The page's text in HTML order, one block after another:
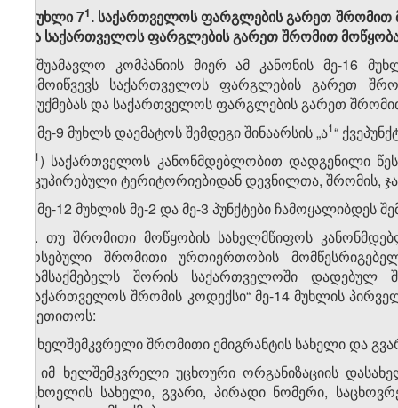
„მუხლი 7​1. საქართველოს ფარგლების გარეთ შრომით
და საქართველოს ფარგლების გარეთ შრომით
საშუამავლო კომპანიის მიერ ამ კანონის მე-16
გამოიწვევს საქართველოს ფარგლების გარეთ
გაუქმებას და საქართველოს ფარგლების გარეთ
7. მე-9 მუხლს დაემატოს შემდეგი შინაარსის „ა​1“
​1) საქართველოს კანონმდებლობით დადგენილი
ოკუპირებული ტერიტორიებიდან დევნილთა, შრომის,
8. მე-12 მუხლის მე-2 და მე-3 პუნქტები ჩამოყალიბდეს
„2. თუ შრომითი მოწყობის სახელმწიფოს
არსებული შრომითი ურთიერთობის
დამსაქმებელს შორის საქართველოში
„საქართველოს შრომის კოდექსი“ მე-14 მუხლის
მიეთითოს:
ა) ხელშემკვრელი შრომითი ემიგრანტის სახელი და
ბ) იმ ხელშემკვრელი უცხოური ორგანიზაციის
უცხოელის სახელი, გვარი, პირადი ნომერი,